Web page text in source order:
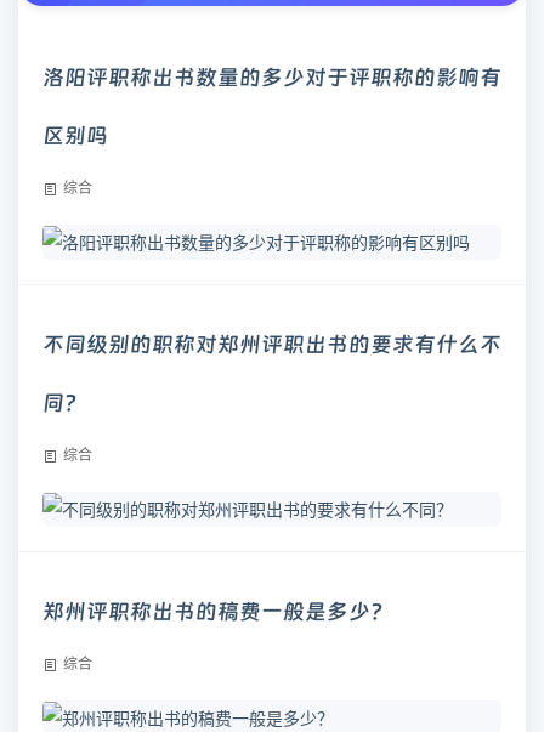
洛阳评职称出书数量的多少对于评职称的影响有
区别吗
综合
不同级别的职称对郑州评职出书的要求有什么不
同？
综合
郑州评职称出书的稿费一般是多少？
综合